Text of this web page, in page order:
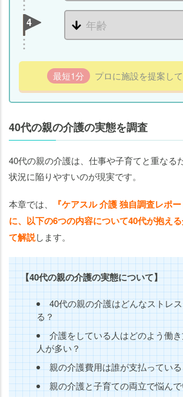
4
最短1分 プロに施設を提案し
40代の親の介護の実態を調査
40代の親の介護は、仕事や子育てと重なる
状況に陥りやすいのが現実です。
本章では、
『ケアスル 介護 独自調査レポ
に、以下の6つの内容について40代が抱え
て解説します。
【40代の親の介護の実態について】
40代の親の介護はどんなストレ
る？
介護をしている人はどのよう働
人が多い？
親の介護費用は誰が支払ってい
親の介護と子育ての両立で悩ん